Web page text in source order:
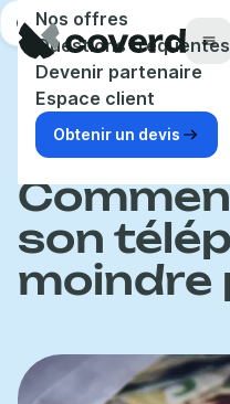
Nos offres
Questions fréquentes
Devenir partenaire
Espace client
Obtenir un devis
Accueil Blog Tendance
son
moindre
Aide
Panneau de gestion des